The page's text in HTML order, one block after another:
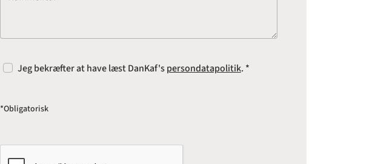
Jeg bekræfter at have læst DanKaf'spersondatapolitik. *
*Obligatorisk